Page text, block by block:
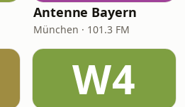
Antenne Bayern
München · 101.3 FM
W4